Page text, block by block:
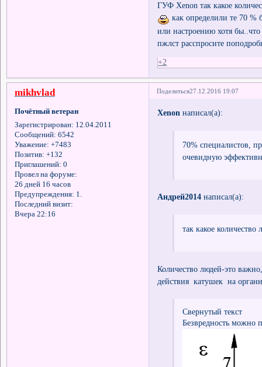
ГУФ Xenon так какое
как определили те 70 %
или настроению хотя
пжлст расспросите
+2
Поделиться27.12.2016 19:07
mikhvlad
Почётный ветеран
Зарегистрирован: 12.04.2011
Сообщений: 6542
Уважение: +7483
Позитив: +132
Приглашений: 0
Провел на форуме:
26 дней 16 часов
Предупреждения: 1.
Последний визит:
Вчера 22:16
Xenon написал(а):
70% специалистов,
очевидную
Андрей2014написал(а):
так какое количество
Количество людей-это
действия катушек на
Свернутый текст
Безвредность можно